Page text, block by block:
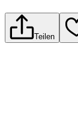
Teilen